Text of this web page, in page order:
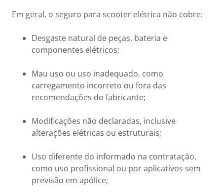
Em geral, o seguro para scooter elétrica não cobre:
Desgaste natural de peças, bateria e
componentes elétricos;
Mau uso ou uso inadequado, como
carregamento incorreto ou fora das
recomendações do fabricante;
Modificações não declaradas, inclusive
alterações elétricas ou estruturais;
Uso diferente do informado na contratação,
como uso profissional ou por aplicativos sem
previsão em apólice;